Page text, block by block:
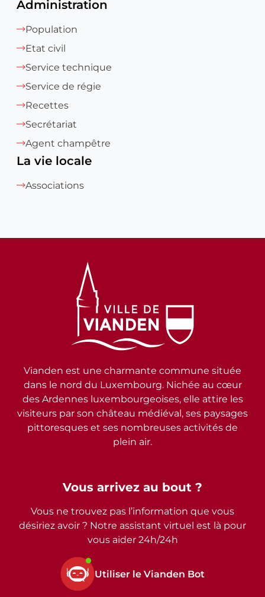
Administration
Population
Etat civil
Service technique
Service de régie
Recettes
Secrétariat
Agent champêtre
La vie locale
Associations
Vous arrivez au bout ?
Vous ne trouvez pas l’information que vous
désiriez avoir ? Notre assistant virtuel est là pour
vous aider 24h/24h
Utiliser le Vianden Bot
Vianden est une charmante commune située
dans le nord du Luxembourg. Nichée au cœur
des Ardennes luxembourgeoises, elle attire les
visiteurs par son château médiéval, ses paysages
pittoresques et ses nombreuses activités de
plein air.